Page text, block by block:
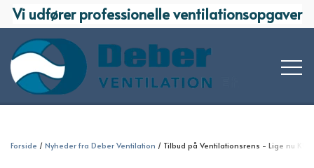
Vi udfører professionelle ventilationsopgaver
KOMPETENCER
Forside Nyheder fra Deber Ventilation Tilbud på Ventilationsrens - Lige nu